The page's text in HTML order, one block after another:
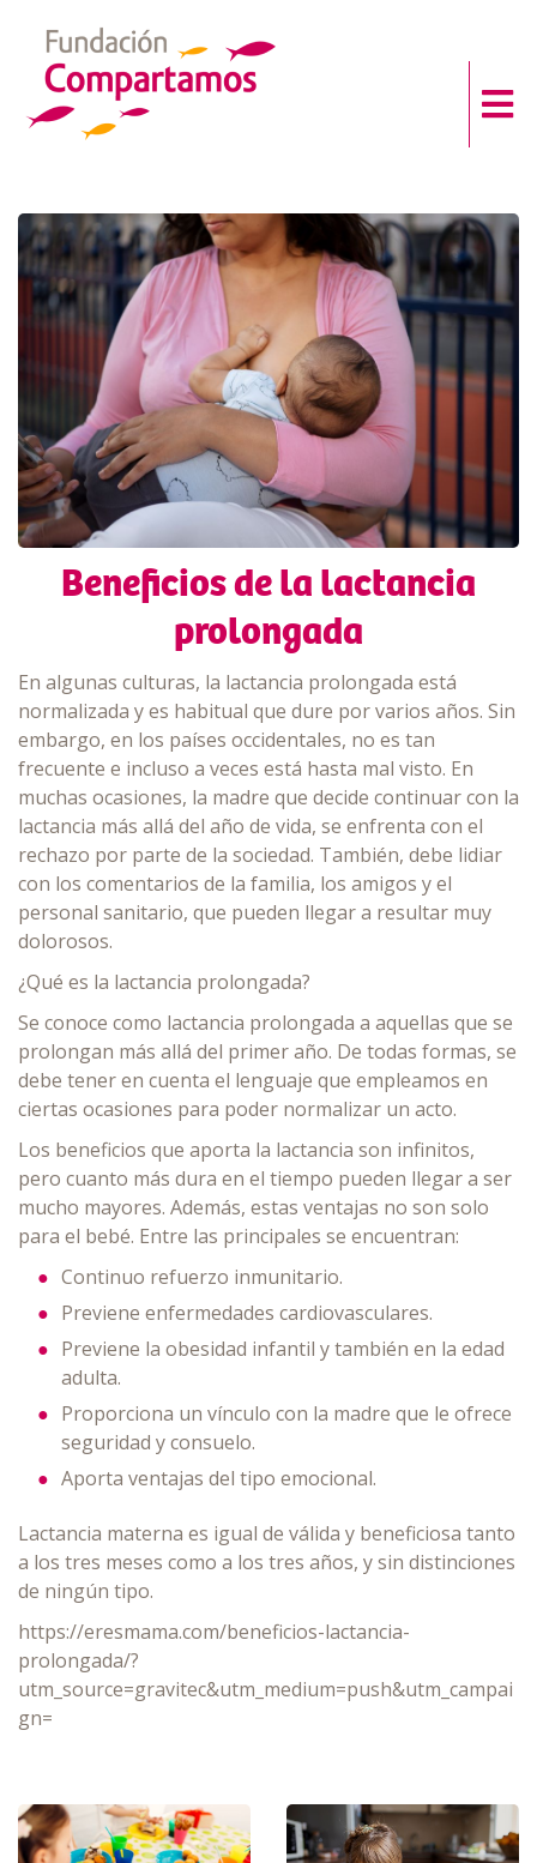
Beneficios de la lactancia
prolongada
En algunas culturas, la lactancia prolongada está
normalizada y es habitual que dure por varios años. Sin
embargo, en los países occidentales, no es tan
frecuente e incluso a veces está hasta mal visto. En
muchas ocasiones, la madre que decide continuar con la
lactancia más allá del año de vida, se enfrenta con el
rechazo por parte de la sociedad. También, debe lidiar
con los comentarios de la familia, los amigos y el
personal sanitario, que pueden llegar a resultar muy
dolorosos.
¿Qué es la lactancia prolongada?
Se conoce como lactancia prolongada a aquellas que se
prolongan más allá del primer año. De todas formas, se
debe tener en cuenta el lenguaje que empleamos en
ciertas ocasiones para poder normalizar un acto.
Los beneficios que aporta la lactancia son infinitos,
pero cuanto más dura en el tiempo pueden llegar a ser
mucho mayores. Además, estas ventajas no son solo
para el bebé. Entre las principales se encuentran:
Continuo refuerzo inmunitario.
Previene enfermedades cardiovasculares.
Previene la obesidad infantil y también en la edad
adulta.
Proporciona un vínculo con la madre que le ofrece
seguridad y consuelo.
Aporta ventajas del tipo emocional.
Lactancia materna es igual de válida y beneficiosa tanto
a los tres meses como a los tres años, y sin distinciones
de ningún tipo.
https://eresmama.com/beneficios-lactancia-
prolongada/?
utm_source=gravitec&utm_medium=push&utm_campai
gn=